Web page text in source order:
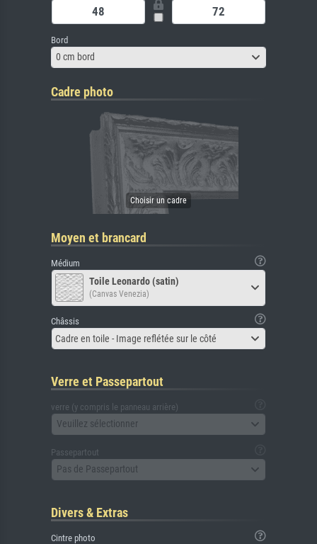
Bord
0 cm bord
Cadre photo
Moyen et brancard
Médium
Toile Leonardo (satin)
(Canvas Venezia)
Châssis
Cadre en toile - Image reflétée sur le côté
Verre et Passepartout
verre (y compris le panneau arrière)
Veuillez sélectionner
Passepartout
Pas de Passepartout
Divers & Extras
Cintre photo